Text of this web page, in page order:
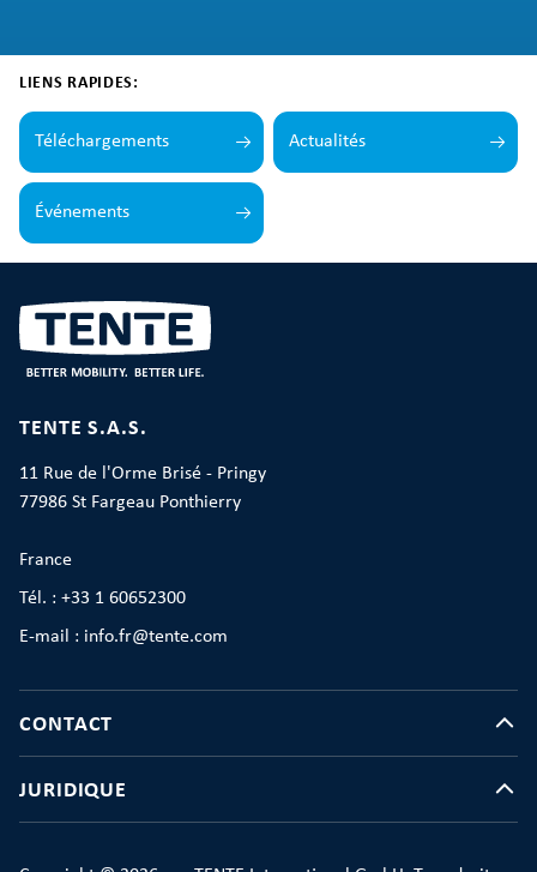
LIENS RAPIDES:
Téléchargements Actualités
Événements
TENTE S.A.S.
11 Rue de l'Orme Brisé - Pringy
77986 St Fargeau Ponthierry
France
Tél. : +33 1 60652300
E-mail : info.fr@tente.com
CONTACT
JURIDIQUE